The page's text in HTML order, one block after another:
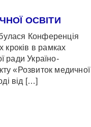
ОСВІТИ
Конференція
кроків в рамках
ради Україно-
«Розвиток медичної
від […]